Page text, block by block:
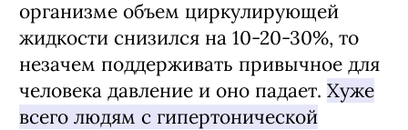
организме объем циркулирующей
жидкости снизился на 10-20-30%, то
незачем поддерживать привычное для
человека давление и оно падает. Хуже
всего людям с гипертонической